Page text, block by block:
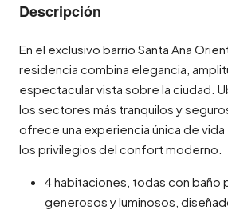
Descripción
En el exclusivo barrio Santa Ana
residencia combina elegancia,
espectacular vista sobre la ciudad.
los sectores más tranquilos y
ofrece una experiencia única de
los privilegios del confort moderno.
4 habitaciones, todas con baño
generosos y luminosos,